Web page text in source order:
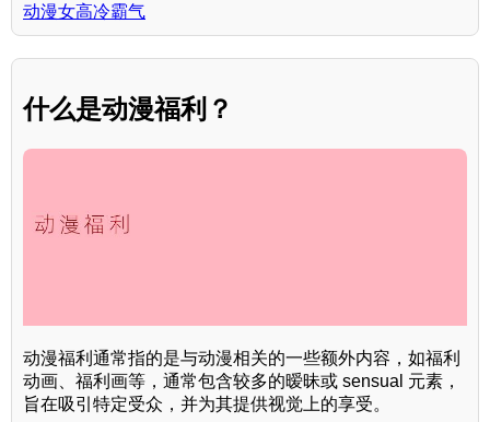
动漫女高冷霸气
什么是动漫福利？
动漫福利通常指的是与动漫相关的一些额外内容，如福利
动画、福利画等，通常包含较多的暧昧或 sensual 元素，
旨在吸引特定受众，并为其提供视觉上的享受。